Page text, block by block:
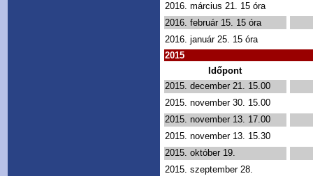
2016. március 21. 15 óra
2016. február 15. 15 óra
2016. január 25. 15 óra
2015
Időpont
2015. december 21. 15.00
2015. november 30. 15.00
2015. november 13. 17.00
2015. november 13. 15.30
2015. október 19.
2015. szeptember 28.